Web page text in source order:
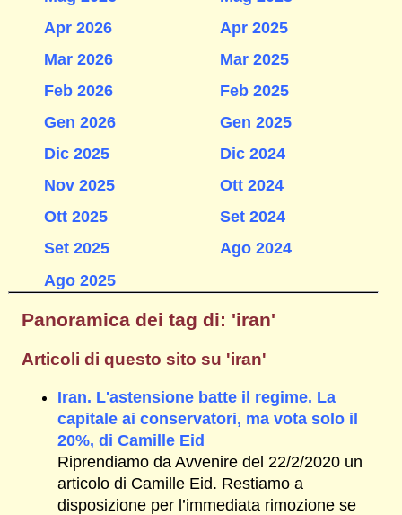
Apr 2026
Mar 2026
Feb 2026
Gen 2026
Dic 2025
Nov 2025
Ott 2025
Set 2025
Ago 2025
Apr 2025
Mar 2025
Feb 2025
Gen 2025
Dic 2024
Ott 2024
Set 2024
Ago 2024
Panoramica dei tag di: 'iran'
Articoli di questo sito su 'iran'
Iran. L'astensione batte il regime. La
capitale ai conservatori, ma vota solo il
20%, di Camille Eid
Riprendiamo da Avvenire del 22/2/2020 un
articolo di Camille Eid. Restiamo a
disposizione per l’immediata rimozione se